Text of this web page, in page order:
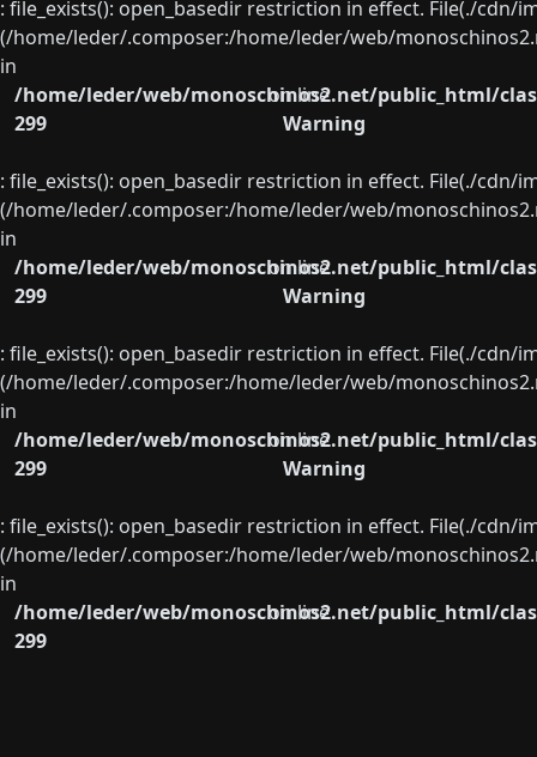
: file_exists(): open_basedir restriction in effect. File(./
(/home/leder/.composer:/home/leder/web/
in
/home/leder/web/monoschinos2.net/public_html/
on line
299
Warning
: file_exists(): open_basedir restriction in effect. File(./
(/home/leder/.composer:/home/leder/web/
in
/home/leder/web/monoschinos2.net/public_html/
on line
299
Warning
: file_exists(): open_basedir restriction in effect. File(./
(/home/leder/.composer:/home/leder/web/
in
/home/leder/web/monoschinos2.net/public_html/
on line
299
Warning
: file_exists(): open_basedir restriction in effect. File(./
(/home/leder/.composer:/home/leder/web/
in
/home/leder/web/monoschinos2.net/public_html/
on line
299